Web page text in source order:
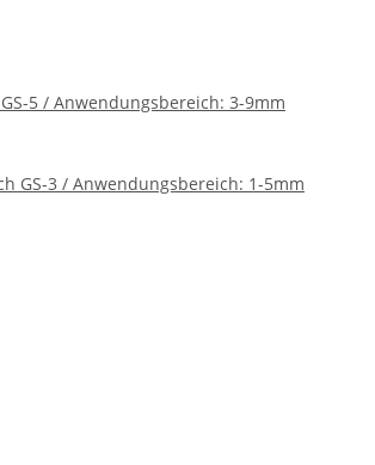
5 / Anwendungsbereich: 3-9mm